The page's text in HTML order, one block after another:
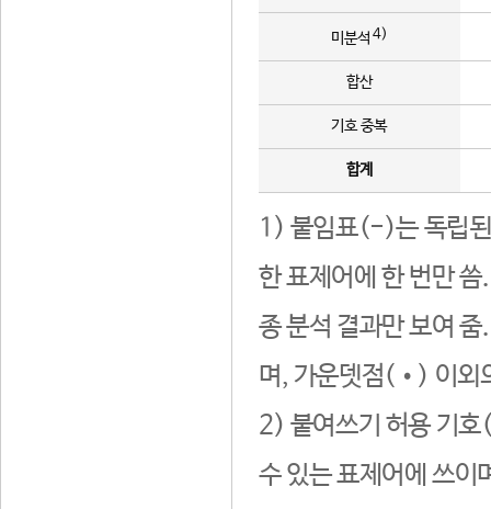
미분석 4)
합산
기호 중복
합계
1) 붙임표(-)는 독립된
한 표제어에 한 번만
종 분석 결과만 보여
며, 가운뎃점(•) 이외
2) 붙여쓰기 허용 기호
수 있는 표제어에 쓰이